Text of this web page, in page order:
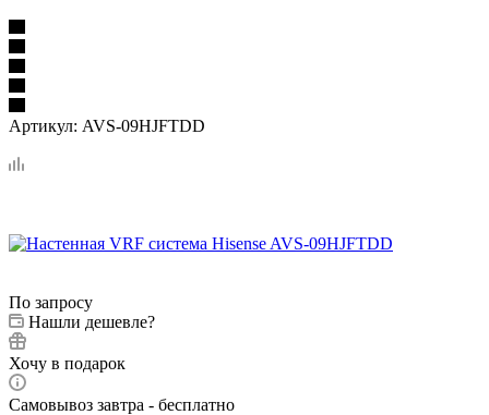
Артикул: AVS-09HJFTDD
По запросу
Нашли дешевле?
Хочу в подарок
Самовывоз завтра - бесплатно